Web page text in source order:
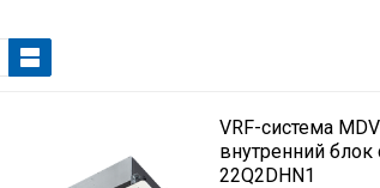
VRF-система
внутренний
22Q2DHN1